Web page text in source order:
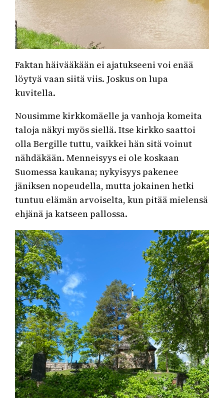
Faktan häivääkään ei ajatukseeni voi enää
löytyä vaan siitä viis. Joskus on lupa
kuvitella.
Nousimme kirkkomäelle ja vanhoja komeita
taloja näkyi myös siellä. Itse kirkko saattoi
olla Bergille tuttu, vaikkei hän sitä voinut
nähdäkään. Menneisyys ei ole koskaan
Suomessa kaukana; nykyisyys pakenee
jäniksen nopeudella, mutta jokainen hetki
tuntuu elämän arvoiselta, kun pitää mielensä
ehjänä ja katseen pallossa.